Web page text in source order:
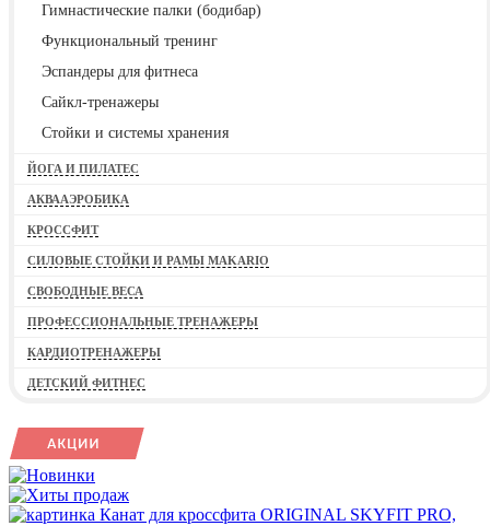
Гимнастические палки (бодибар)
Функциональный тренинг
Эспандеры для фитнеса
Сайкл-тренажеры
Стойки и системы хранения
ЙОГА И ПИЛАТЕС
АКВААЭРОБИКА
КРОССФИТ
СИЛОВЫЕ СТОЙКИ И РАМЫ MAKARIO
СВОБОДНЫЕ ВЕСА
ПРОФЕССИОНАЛЬНЫЕ ТРЕНАЖЕРЫ
КАРДИОТРЕНАЖЕРЫ
ДЕТСКИЙ ФИТНЕС